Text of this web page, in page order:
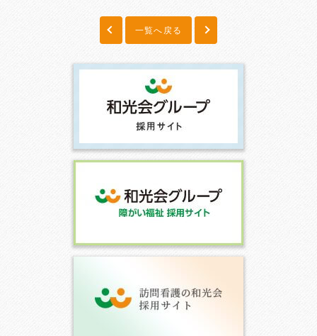
一覧へ戻る